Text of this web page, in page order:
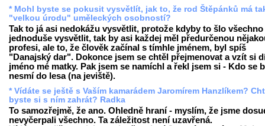
* Mohl byste se pokusit vysvětlít, jak to, že rod Štěpánků má
"velkou úrodu" uměleckých osobností?
Tak to já asi nedokážu vysvětlit, protože kdyby to šlo všechno
jednoduše vysvětlit, tak by asi každej měl předurčenou
profesi, ale to, že člověk začínal s tímhle jménem, byl spíš
"Danajský dar". Dokonce jsem se chtěl přejmenovat a vzít si
jméno mé matky. Pak jsem se namíchl a řekl jsem si - Kdo se
nesmí do lesa (na jeviště).
* Vídáte se ještě s Vaším kamarádem Jaromírem Hanzlíkem?
byste si s ním zahrát? Radka
To samozřejmě, že ano. Ohledně hraní - myslím, že jsme
nevyčerpali všechno. Ta záležitost není uzavřená.